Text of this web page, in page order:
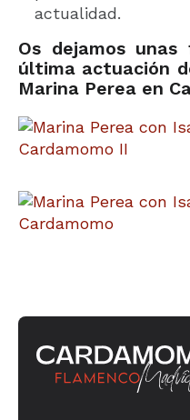
actualidad.
Os dejamos
última actuación
Marina Perea en